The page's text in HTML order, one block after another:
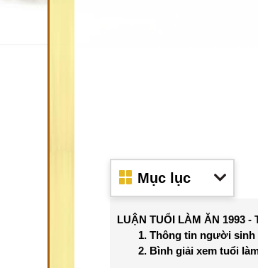
Mục lục
LUẬN TUỔI LÀM ĂN 1993 -
1. Thông tin người sinh
2. Bình giải xem tuổi